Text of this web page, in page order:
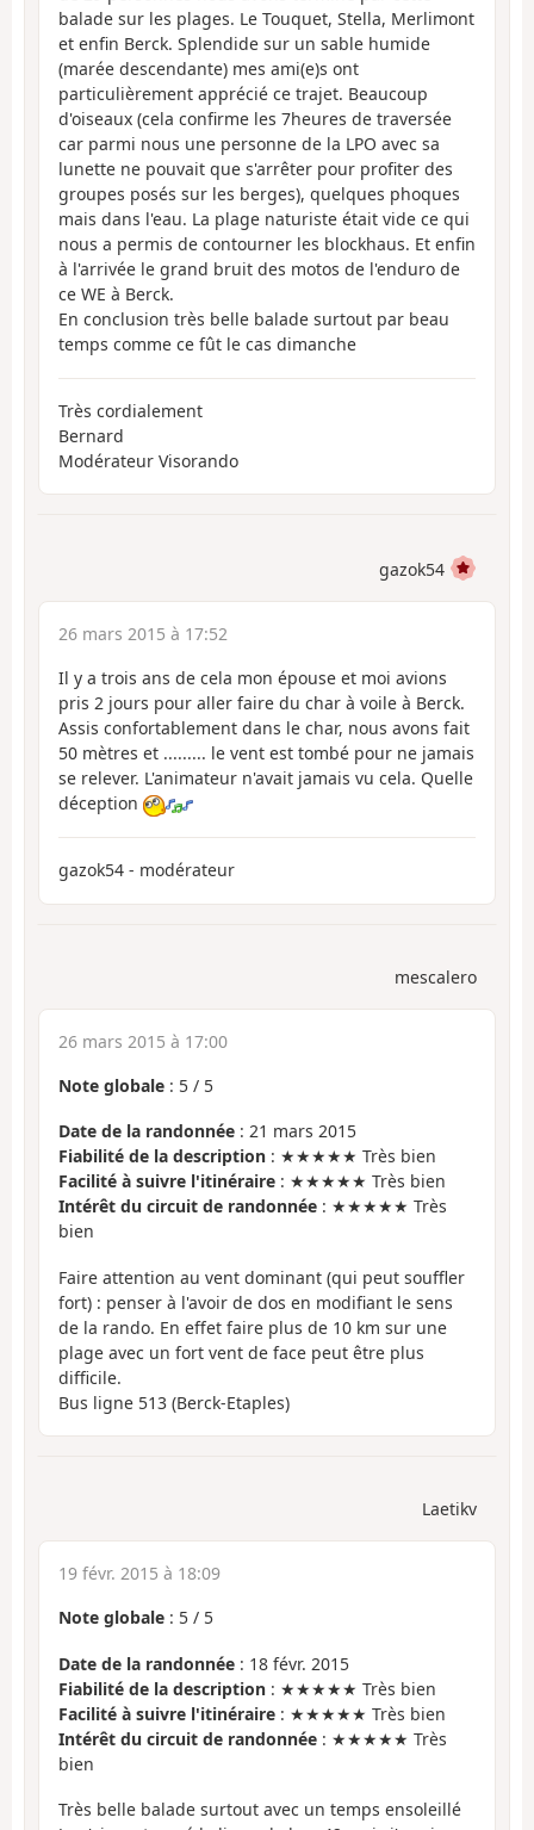
balade sur les plages. Le Touquet, Stella, Merlimont
et enfin Berck. Splendide sur un sable humide
(marée descendante) mes ami(e)s ont
particulièrement apprécié ce trajet. Beaucoup
d'oiseaux (cela confirme les 7heures de traversée
car parmi nous une personne de la LPO avec sa
lunette ne pouvait que s'arrêter pour profiter des
groupes posés sur les berges), quelques phoques
mais dans l'eau. La plage naturiste était vide ce qui
nous a permis de contourner les blockhaus. Et enfin
à l'arrivée le grand bruit des motos de l'enduro de
ce WE à Berck.
En conclusion très belle balade surtout par beau
temps comme ce fût le cas dimanche
Très cordialement
Bernard
Modérateur Visorando
gazok54
26 mars 2015 à 17:52
Il y a trois ans de cela mon épouse et moi avions
pris 2 jours pour aller faire du char à voile à Berck.
Assis confortablement dans le char, nous avons fait
50 mètres et ......... le vent est tombé pour ne jamais
se relever. L'animateur n'avait jamais vu cela. Quelle
déception
gazok54 - modérateur
mescalero
26 mars 2015 à 17:00
Note globale : 5 / 5
Date de la randonnée : 21 mars 2015
Fiabilité de la description : ★★★★★ Très bien
Facilité à suivre l'itinéraire : ★★★★★ Très bien
Intérêt du circuit de randonnée : ★★★★★ Très
bien
Faire attention au vent dominant (qui peut souffler
fort) : penser à l'avoir de dos en modifiant le sens
de la rando. En effet faire plus de 10 km sur une
plage avec un fort vent de face peut être plus
difficile.
Bus ligne 513 (Berck-Etaples)
Laetikv
19 févr. 2015 à 18:09
Note globale : 5 / 5
Date de la randonnée : 18 févr. 2015
Fiabilité de la description : ★★★★★ Très bien
Facilité à suivre l'itinéraire : ★★★★★ Très bien
Intérêt du circuit de randonnée : ★★★★★ Très
bien
Très belle balade surtout avec un temps ensoleillé